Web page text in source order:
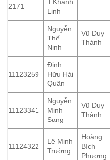
2171
T.Khánh
Linh
Nguyễn
Thế
Ninh
Vũ Duy
Thành
11123259
Đinh
Hữu Hải
Quân
11123341
Nguyễn
Minh
Sang
Vũ Duy
Thành
11124322
Lê Minh
Trường
Hoàng
Bích
Phương